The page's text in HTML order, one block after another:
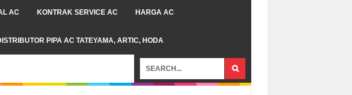
AC KONTRAK SERVICE AC HARGA AC
PIPA AC TATEYAMA, ARTIC, HODA